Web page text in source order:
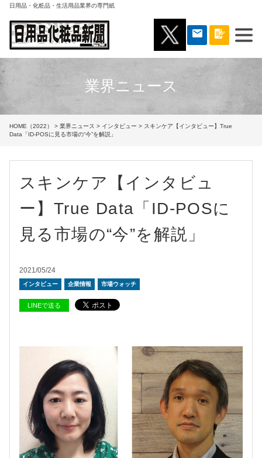
日用品・化粧品・生活用品業界の専門紙
業界ニュース
HOME（2022） > 業界ニュース > インタビュー > スキンケア【インタビュー】True
Data「ID-POSに見る市場の“今”を解説」
スキンケア【インタビュ
ー】True Data「ID-POSに
見る市場の“今”を解説」
2021/05/24
インタビュー 企業情報 市場ウォッチ
LINEで送る